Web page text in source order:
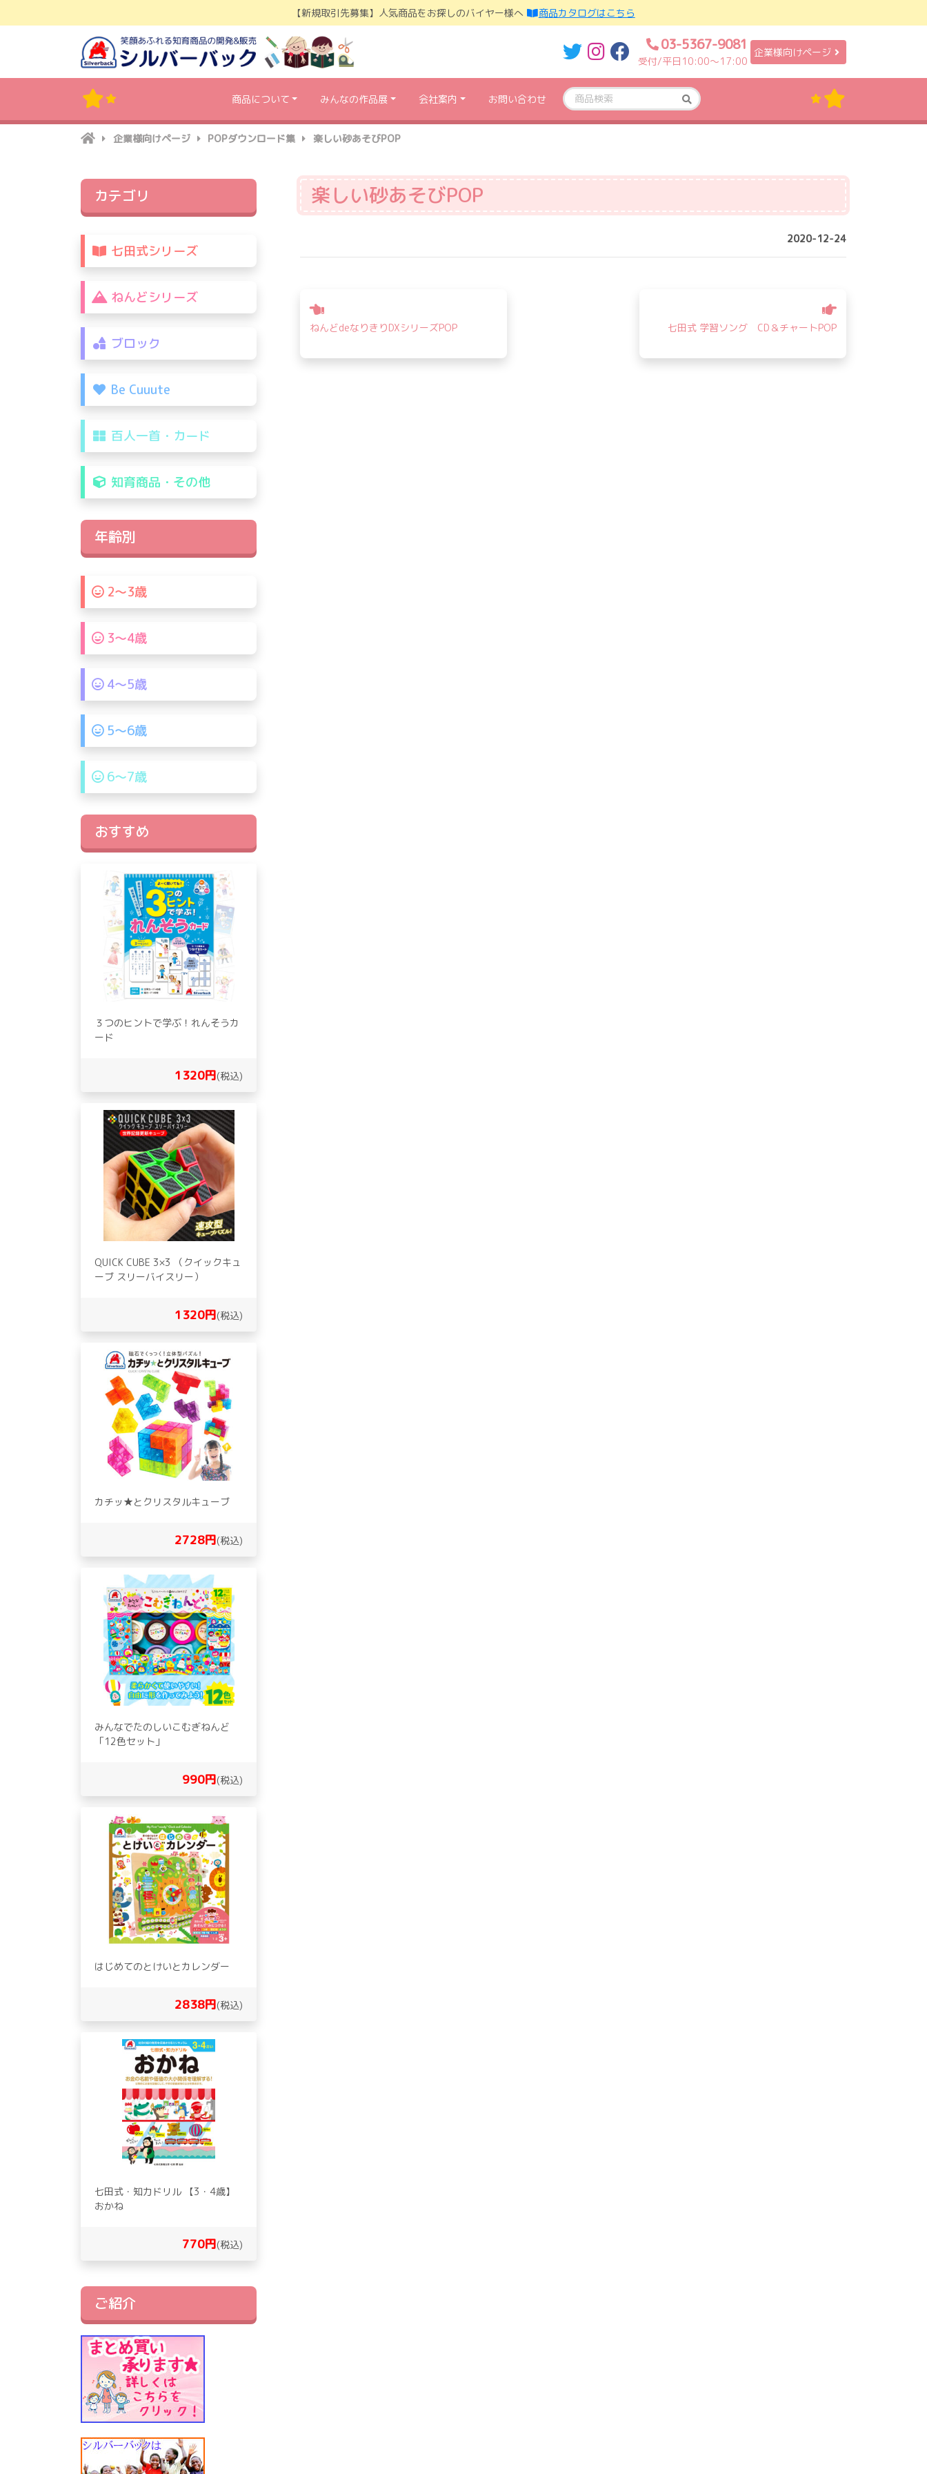
【新規取引先募集】人気商品をお探しのバイヤー様へ 商品カタログはこちら
03-5367-9081
受付/平日10:00〜17:00
企業様向けページ
商品について みんなの作品展 会社案内 お問い合わせ
企業様向けページ POPダウンロード集 楽しい砂あそびPOP
楽しい砂あそびPOP
2020-12-24
稿
ナ
ビ
ねんどdeなりきりDXシリーズPOP 七田式 学習ソング CD＆チャートPOP
カテゴリ
七田式シリーズ
ねんどシリーズ
ブロック
Be Cuuute
百人一首・カード
知育商品・その他
年齢別
2〜3歳
3〜4歳
4〜5歳
5〜6歳
6〜7歳
おすすめ
３つのヒントで学ぶ！れんそうカ
ード
1320円(税込)
QUICK CUBE 3×3 （クイックキュ
ーブ スリーバイスリー）
1320円(税込)
カチッ★とクリスタルキューブ
2728円(税込)
みんなでたのしいこむぎねんど
「12色セット」
990円(税込)
はじめてのとけいとカレンダー
2838円(税込)
七田式・知力ドリル 【3・4歳】
おかね
770円(税込)
ご紹介